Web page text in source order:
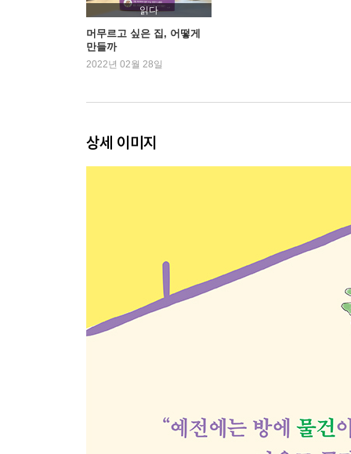
내 방식대로 내 생각대로
내 맘대로 이불 정리
나를 위한 실내복 찾기
고민 없는 사계절 코디
상부장 정리하기
하부장 정리하기
냉장고 관리하기 ②
음식물 쓰레기 처리하기
욕실 정리와 청소
종이 쓰레기통을 접어 보자!
읽다
머무르고 싶은 집, 어떻게
만들까
2022년 02월 28일
상세 이미지